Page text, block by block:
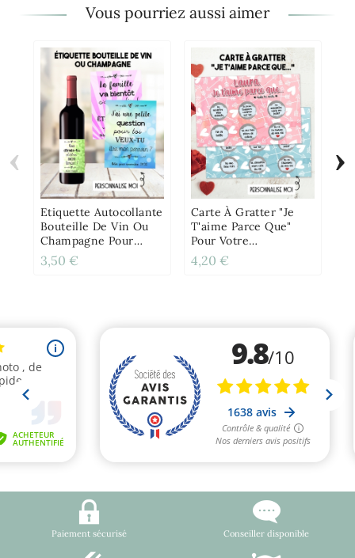
Vous pourriez aussi aimer
Etiquette Autocollante
Bouteille De Vin Ou
Champagne Pour
Annonce Ou
Demande Originale
3,50 €
Carte À Gratter "Je
T'aime Parce Que"
Pour Votre
Amoureux(se)/maman/
4,20 €
‹ ›
Paiement sécurisé Conseiller disponible